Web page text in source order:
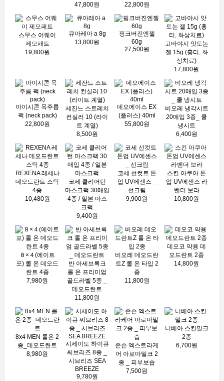
47,800원
22,800원
스무스 어웨이
제모패트
19,800원
큐아레아 a 8g
13,800원
핑크버진엔젤
60g
27,500원
고바야시 앗토논
젤 15g (흉터, 화
상치료)
17,800원
아이시콘 목주름
팩 (neck pack)
22,800원
세잔느 스트레치
컨실러 10 (라이
트 계열)
8,500원
데오에이스 EX
(플러스) 40ml
55,800원
비오레 냉각시트
20매입 3종_ 쿨
냉시트
6,400원
REXENA 레세나
데오드란트 스틱
4종
10,480원
코세 클리어턴
마스크팩 30매입
4종 / 일본 마스
크팩
9,400원
코세 선컷트 톤
업 UV에센스 _
선크림
9,900원
스킨 아쿠아 톤
업 UV에센스 라
벤더 보라
10,800원
８×４(에이트
포) 롤 온 데오드
란트 4종
7,980원
반 아세브록크
롤 온 프리미엄
골드라벨 5종 _
데오드란트
11,800원
비오레 데오드란
트Z 롤 온 타입 2
종
11,800원
데오코 약용 데
오드란트 2종
14,800원
8x4 MEN 롤온 2
종_데오드란트
8,980원
시세이도 하이큐
씨브리즈 8종 _
시브리즈 SEA
BREEZE
9,780원
존슨 엑스트라케
어 아로마밀크 2
종 _ 피부보습
7,500원
니베아 스킨밀크
2종
6,700원